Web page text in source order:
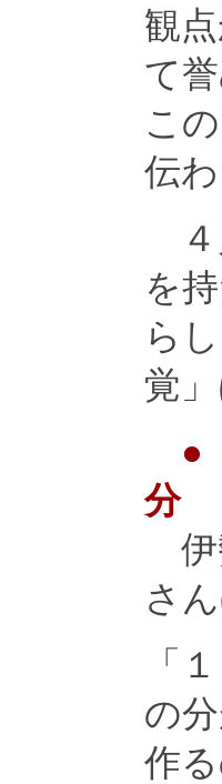
観
て
こ
伝
４
を
ら
覚
●
分
伊
さ
「
の
作